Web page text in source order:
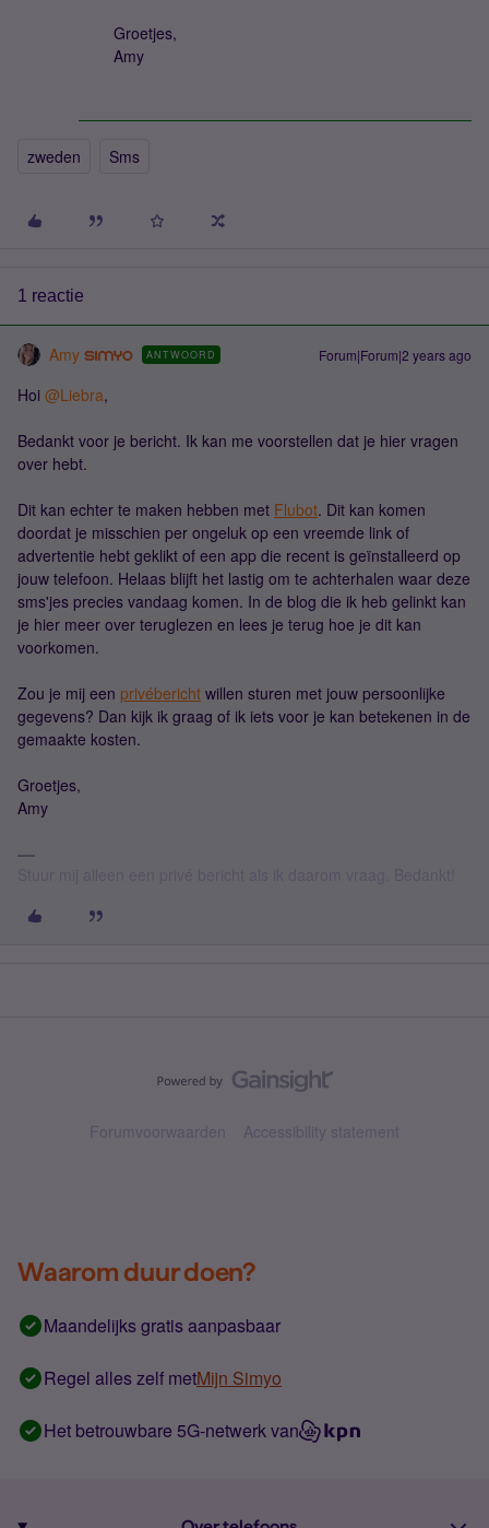
Groetjes,
Amy
zweden Sms
1 reactie
Amy ANTWOORD Forum|Forum|2 years ago
Hoi @Liebra,
Bedankt voor je bericht. Ik kan me voorstellen dat je hier vragen
over hebt.
Dit kan echter te maken hebben met Flubot. Dit kan komen
doordat je misschien per ongeluk op een vreemde link of
advertentie hebt geklikt of een app die recent is geïnstalleerd op
jouw telefoon. Helaas blijft het lastig om te achterhalen waar deze
sms'jes precies vandaag komen. In de blog die ik heb gelinkt kan
je hier meer over teruglezen en lees je terug hoe je dit kan
voorkomen.
Zou je mij een privébericht willen sturen met jouw persoonlijke
gegevens? Dan kijk ik graag of ik iets voor je kan betekenen in de
gemaakte kosten.
Groetjes,
Amy
Forumvoorwaarden Accessibility statement
Waarom duur doen?
Maandelijks gratis aanpasbaar
Regel alles zelf metMijn Simyo
Het betrouwbare 5G-netwerk van